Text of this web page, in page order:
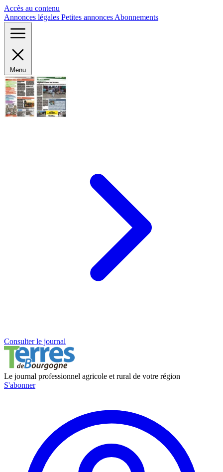
Accès au contenu
Annonces légales Petites annonces Abonnements
Menu
Consulter le journal
Le journal professionnel agricole et rural de votre région
S'abonner
Panneau de gestion des cookies